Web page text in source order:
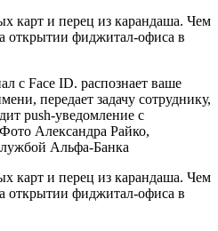
с Face ID. распознает ваше
передает задачу сотруднику,
push-уведомление с
Александра Райко,
Альфа-Банка